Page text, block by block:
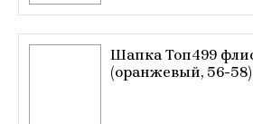
Шапка Топ499
(оранжевый, 56-58)